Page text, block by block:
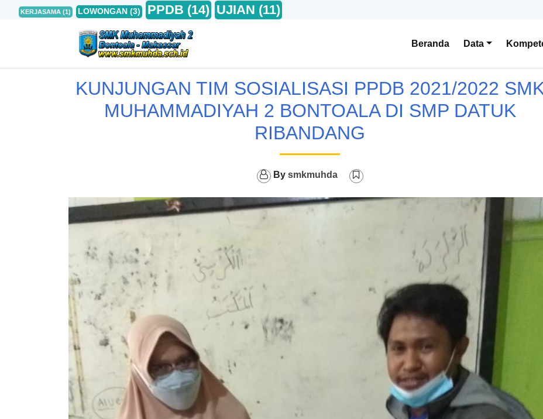
KERJASAMA (1) LOWONGAN (3) PPDB (14) UJIAN (11)
Beranda Data
KUNJUNGAN TIM SOSIALISASI PPDB 2021/2022
MUHAMMADIYAH 2 BONTOALA DI SMP DATUK
RIBANDANG
By smkmuhda